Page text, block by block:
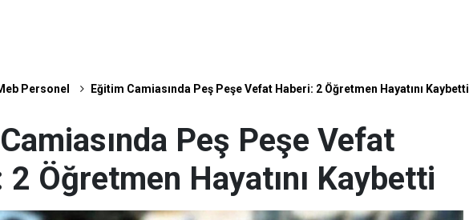
Personel Eğitim Camiasında Peş Peşe Vefat Haberi: 2 Öğretmen Hayatını Kaybetti
Peş Peşe Vefat
2 Öğretmen Hayatını Kaybetti